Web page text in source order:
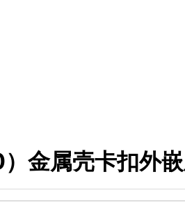
金属壳卡扣外